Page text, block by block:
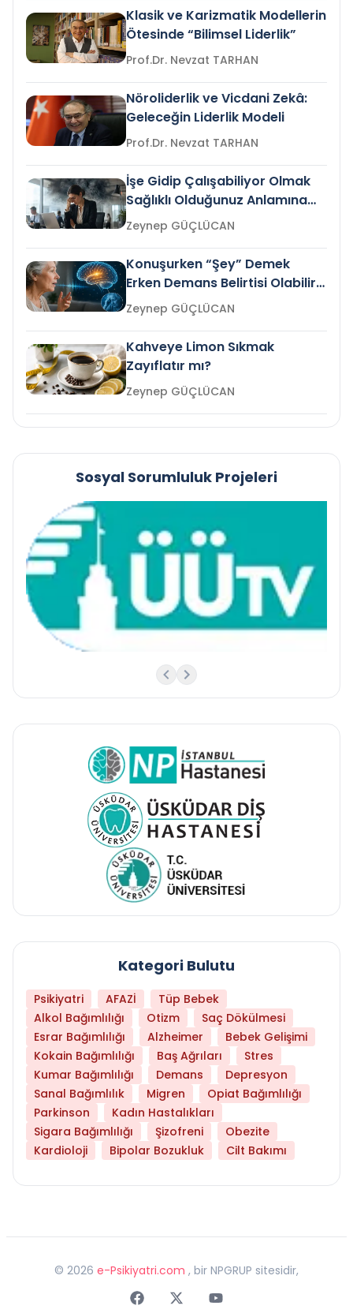
Klasik ve Karizmatik Modellerin
Ötesinde “Bilimsel Liderlik”
Prof.Dr. Nevzat TARHAN
Nöroliderlik ve Vicdani Zekâ:
Geleceğin Liderlik Modeli
Prof.Dr. Nevzat TARHAN
İşe Gidip Çalışabiliyor Olmak
Sağlıklı Olduğunuz Anlamına
Gelir mi?Zeynep GÜÇLÜCAN
Konuşurken “Şey” Demek
Erken Demans Belirtisi Olabilir
mi?
Zeynep GÜÇLÜCAN
Kahveye Limon Sıkmak
Zayıflatır mı?
Zeynep GÜÇLÜCAN
Sosyal Sorumluluk Projeleri
Kategori Bulutu
Psikiyatri AFAZİ
Tüp Bebek
Alkol Bağımlılığı
Otizm
Saç Dökülmesi
Esrar Bağımlılığı
Alzheimer
Bebek Gelişimi
Kokain Bağımlılığı
Baş Ağrıları
Stres
Kumar Bağımlılığı
Demans
Depresyon
Sanal Bağımlılık
Migren
Opiat Bağımlılığı
Parkinson
Kadın Hastalıkları
Sigara Bağımlılığı
Şizofreni
Obezite
Kardioloji
Bipolar Bozukluk Cilt Bakımı
© 2026 e-Psikiyatri.com , bir NPGRUP sitesidir,